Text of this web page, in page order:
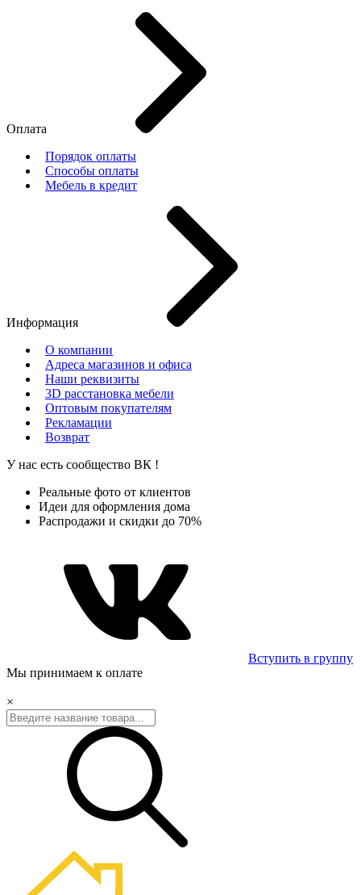
Оплата
Порядок оплаты
Способы оплаты
Мебель в кредит
Информация
О компании
Адреса магазинов и офиса
Наши реквизиты
3D расстановка мебели
Оптовым покупателям
Рекламации
Возврат
У нас есть сообщество ВК !
Реальные фото от клиентов
Идеи для оформления дома
Распродажи и скидки до 70%
Вступить в группу
Мы принимаем к оплате
×